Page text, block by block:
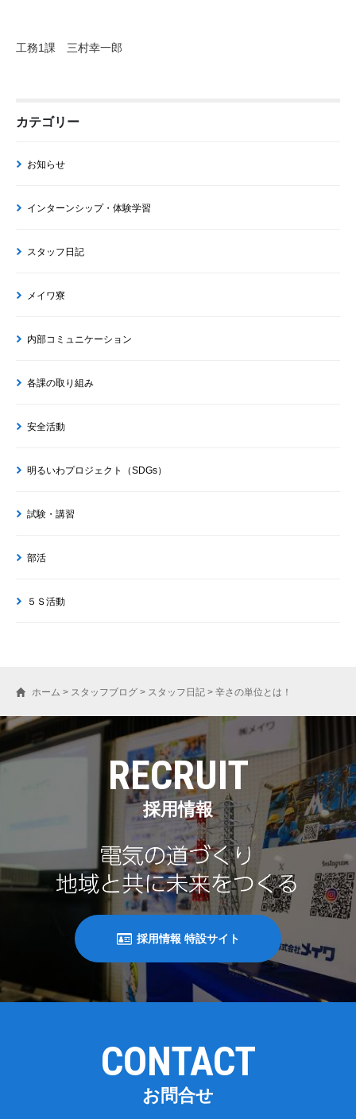
工務1課 三村幸一郎
カテゴリー
お知らせ
インターンシップ・体験学習
スタッフ日記
メイワ寮
内部コミュニケーション
各課の取り組み
安全活動
明るいわプロジェクト（SDGs）
試験・講習
部活
５Ｓ活動
ホーム > スタッフブログ > スタッフ日記 > 辛さの単位とは！
RECRUIT
採用情報
採用情報 特設サイト
CONTACT
お問合せ